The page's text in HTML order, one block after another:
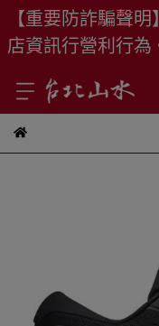
【重要防詐騙聲
店資訊行營利行為